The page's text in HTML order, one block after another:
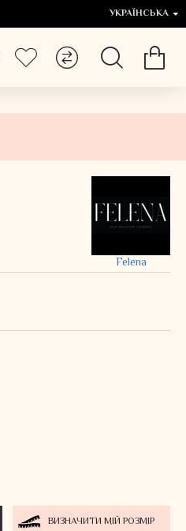
УКРАЇНСЬКА
Felena
ВИЗНАЧИТИ МІЙ РОЗМІР